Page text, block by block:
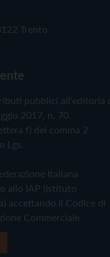
Trento
pubblici all'editoria
2017, n. 70.
f) del comma 2
Lgs.
Italiana
allo IAP (Istituto
accettando il Codice di
Commerciale